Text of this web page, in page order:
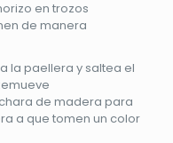
en trozos
de manera
la paellera y saltea el
de madera para
a que tomen un color